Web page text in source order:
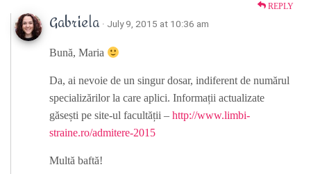
REPLY
Gabriela · July 9, 2015 at 10:36 am
Bună, Maria
Da, ai nevoie de un singur dosar, indiferent de numărul
specializărilor la care aplici. Informații actualizate
găsești pe site-ul facultății – http://www.limbi-
straine.ro/admitere-2015
Multă baftă!